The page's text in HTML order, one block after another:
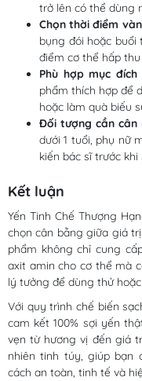
trở lên có thể dùng
Chọn thời điểm
bụng đói hoặc
điểm cơ thể hấp
Phù hợp mục
phẩm thích hợp để
hoặc làm quà biếu
Đối tượng cần cân
dưới 1 tuổi, phụ nữ
kiến bác sĩ trước khi
Kết luận
Yến Tinh Chế Thượng
chọn cân bằng giữa giá
phẩm không chỉ cung
axit amin cho cơ thể mà
lý tưởng để dùng thử
Với quy trình chế biến
cam kết 100% sợi yến
vẹn từ hương vị đến giá
nhiên tinh túy, giúp bạn
cách an toàn, tinh tế và